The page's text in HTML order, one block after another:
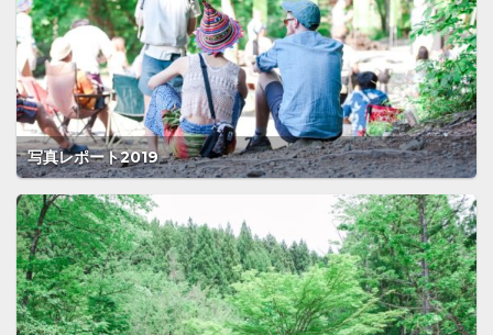
写真レポート2019